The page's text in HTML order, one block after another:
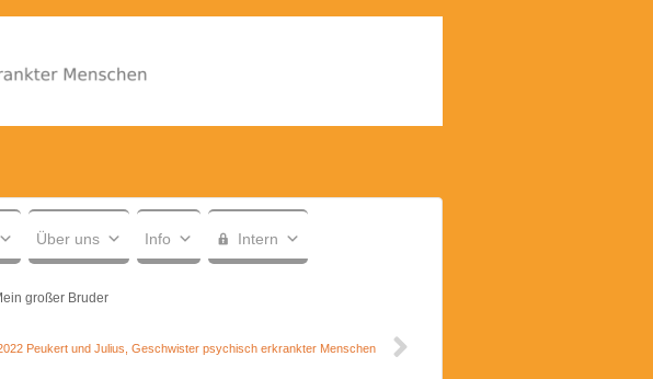
Über uns Info Intern
großer Bruder
Peukert und Julius, Geschwister psychisch erkrankter Menschen